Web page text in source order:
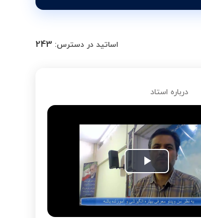
اساتید در دسترس: 243
درباره استاد
Play
Video